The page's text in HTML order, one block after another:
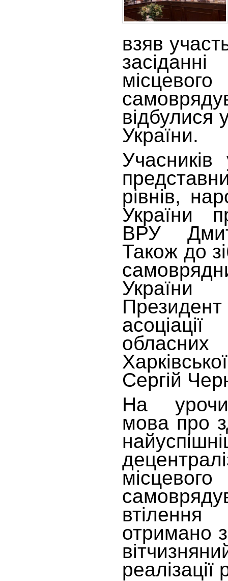
взяв
місцевого
відбулися
України.
рівнів,
України
ВРУ
Також до
Сергій
На
мова про
місцевого
отримано